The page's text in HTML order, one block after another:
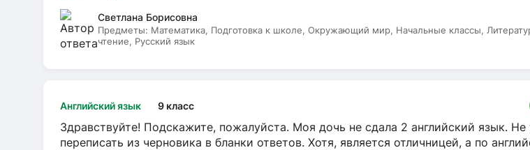
Светлана Борисовна
Предметы: Математика, Подготовка к школе, Окружающий мир, Начальные классы,
чтение, Русский язык
Английский язык 9 класс
Здравствуйте! Подскажите, пожалуйста. Моя дочь не сдала 2 английский язык. Не
переписать из черновика в бланки ответов. Хотя, является отличницей, а по